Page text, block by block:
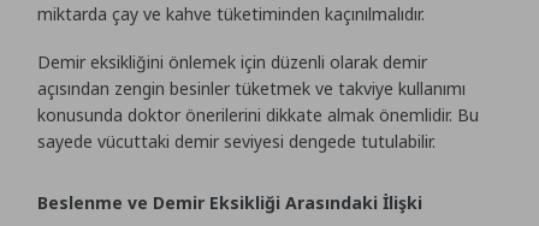
miktarda çay ve kahve tüketiminden kaçınılmalıdır.
Demir eksikliğini önlemek için düzenli olarak demir
açısından zengin besinler tüketmek ve takviye kullanımı
konusunda doktor önerilerini dikkate almak önemlidir. Bu
sayede vücuttaki demir seviyesi dengede tutulabilir.
Beslenme ve Demir Eksikliği Arasındaki İlişki